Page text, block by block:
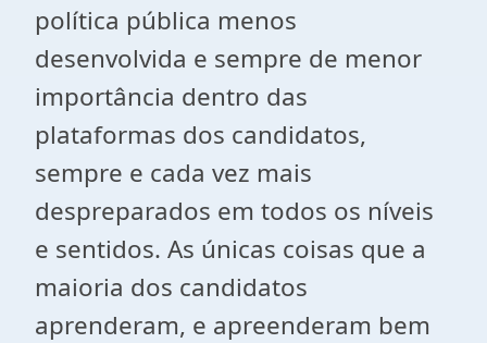
política pública menos
desenvolvida e sempre de menor
importância dentro das
plataformas dos candidatos,
sempre e cada vez mais
despreparados em todos os níveis
e sentidos. As únicas coisas que a
maioria dos candidatos
aprenderam, e apreenderam bem